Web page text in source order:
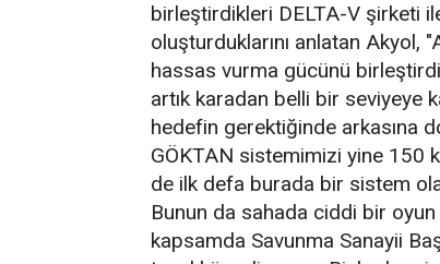
birleştirdikleri DELTA-V şirketi
oluşturduklarını anlatan Akyol,
hassas vurma gücünü
artık karadan belli bir seviyeye
hedefin gerektiğinde arkasına
GÖKTAN sistemimizi yine 150
de ilk defa burada bir sistem
Bunun da sahada ciddi bir
kapsamda Savunma Sanayii